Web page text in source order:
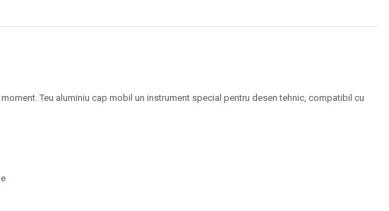
Teu aluminiu cap mobil un instrument special pentru desen tehnic, compatibil cu